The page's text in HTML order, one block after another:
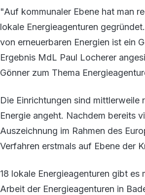
"Auf kommunaler Ebene hat man
lokale Energieagenturen
von erneuerbaren Energien ist ein
Ergebnis MdL Paul Locherer
Gönner zum Thema
Die Einrichtungen sind
Energie angeht. Nachdem bereits
Auszeichnung im Rahmen des
Verfahren erstmals auf Ebene der
18 lokale Energieagenturen gibt
Arbeit der Energieagenturen in